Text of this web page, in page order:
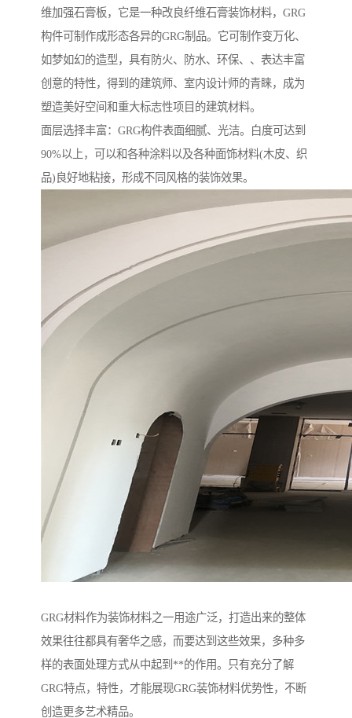
维加强石膏板，它是一种改良纤维石膏装饰材料，GRG
构件可制作成形态各异的GRG制品。它可制作变万化、
如梦如幻的造型，具有防火、防水、环保、、表达丰富
创意的特性，得到的建筑师、室内设计师的青睐，成为
塑造美好空间和重大标志性项目的建筑材料。
面层选择丰富：GRG构件表面细腻、光洁。白度可达到
90%以上，可以和各种涂料以及各种面饰材料(木皮、织
品)良好地粘接，形成不同风格的装饰效果。
GRG材料作为装饰材料之一用途广泛，打造出来的整体
效果往往都具有奢华之感，而要达到这些效果，多种多
样的表面处理方式从中起到**的作用。只有充分了解
GRG特点，特性，才能展现GRG装饰材料优势性，不断
创造更多艺术精品。